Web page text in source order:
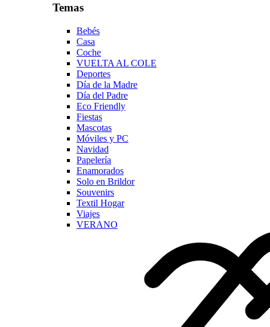
Temas
Bebés
Casa
Coche
VUELTA AL COLE
Deportes
Día de la Madre
Día del Padre
Eco Friendly
Fiestas
Mascotas
Móviles y PC
Navidad
Papelería
Enamorados
Solo en Brildor
Souvenirs
Textil Hogar
Viajes
VERANO